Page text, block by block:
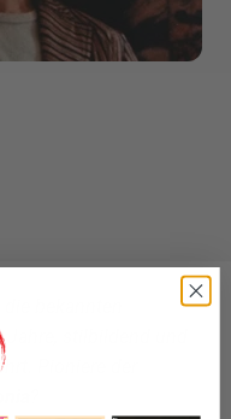
bekannten
stilbildend und
Pioniere der